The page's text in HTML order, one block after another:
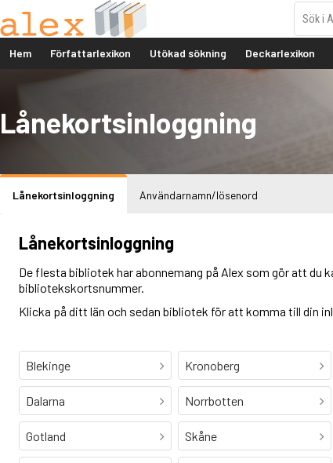
Hem Författarlexikon Utökad sökning Deckarlexikon
Lånekortsinloggning
Lånekortsinloggning Användarnamn/lösenord
Lånekortsinloggning
De flesta bibliotek har abonnemang på Alex som gör att du
bibliotekskortsnummer.
Klicka på ditt län och sedan bibliotek för att komma till din
Blekinge
Dalarna
Gotland
Kronoberg
Norrbotten
Skåne